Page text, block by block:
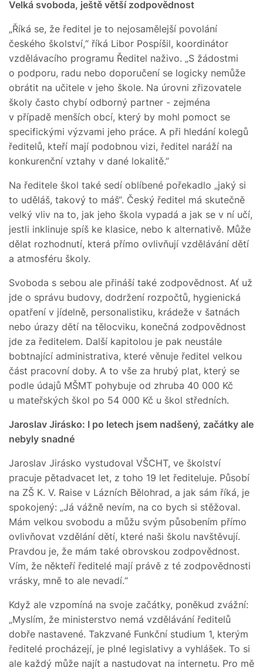
Velká svoboda, ještě větší zodpovědnost
„Říká se, že ředitel je to nejosamělejší povolání
českého školství,“ říká Libor Pospíšil, koordinátor
vzdělávacího programu Ředitel naživo. „S žádostmi
o podporu, radu nebo doporučení se logicky nemůže
obrátit na učitele v jeho škole. Na úrovni zřizovatele
školy často chybí odborný partner - zejména
v případě menších obcí, který by mohl pomoct se
specifickými výzvami jeho práce. A při hledání kolegů
ředitelů, kteří mají podobnou vizi, ředitel naráží na
konkurenční vztahy v dané lokalitě.”
Na ředitele škol také sedí oblíbené pořekadlo „jaký si
to uděláš, takový to máš“. Český ředitel má skutečně
velký vliv na to, jak jeho škola vypadá a jak se v ní učí,
jestli inklinuje spíš ke klasice, nebo k alternativě. Může
dělat rozhodnutí, která přímo ovlivňují vzdělávání dětí
a atmosféru školy.
Svoboda s sebou ale přináší také zodpovědnost. Ať už
jde o správu budovy, dodržení rozpočtů, hygienická
opatření v jídelně, personalistiku, krádeže v šatnách
nebo úrazy dětí na tělocviku, konečná zodpovědnost
jde za ředitelem. Další kapitolou je pak neustále
bobtnající administrativa, které věnuje ředitel velkou
část pracovní doby. A to vše za hrubý plat, který se
podle údajů MŠMT pohybuje od zhruba 40 000 Kč
u mateřských škol po 54 000 Kč u škol středních.
Jaroslav Jirásko: I po letech jsem nadšený, začátky ale
nebyly snadné
Jaroslav Jirásko vystudoval VŠCHT, ve školství
pracuje pětadvacet let, z toho 19 let řediteluje. Působí
na ZŠ K. V. Raise v Lázních Bělohrad, a jak sám říká, je
spokojený: „Já vážně nevím, na co bych si stěžoval.
Mám velkou svobodu a můžu svým působením přímo
ovlivňovat vzdělání dětí, které naši školu navštěvují.
Pravdou je, že mám také obrovskou zodpovědnost.
Vím, že někteří ředitelé mají právě z té zodpovědnosti
vrásky, mně to ale nevadí.“
Když ale vzpomíná na svoje začátky, poněkud zvážní:
„Myslím, že ministerstvo nemá vzdělávání ředitelů
dobře nastavené. Takzvané Funkční studium 1, kterým
ředitelé procházejí, je plné legislativy a vyhlášek. To si
ale každý může najít a nastudovat na internetu. Pro mě